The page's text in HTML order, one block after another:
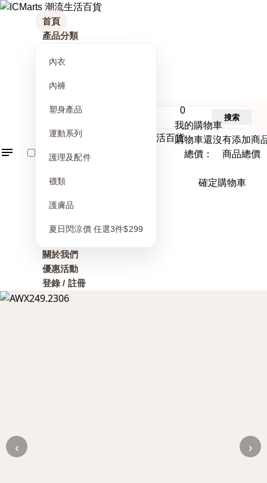
首頁
產品分類
內衣
內褲
塑身產品
運動系列
護理及配件
襪類
護膚品
夏日閃涼價 任選3件$299
關於我們
優惠活動
登錄 / 註冊
0
我的購物車
購物車還沒有添加商
總價： 商品總價
確定購物車
搜索
‹ ›